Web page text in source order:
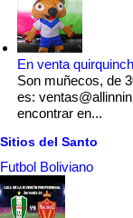
En venta
Son muñecos, de
es:
encontrar en...
Sitios del Santo
Futbol Boliviano